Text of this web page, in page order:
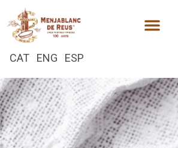
CAT ENG ESP